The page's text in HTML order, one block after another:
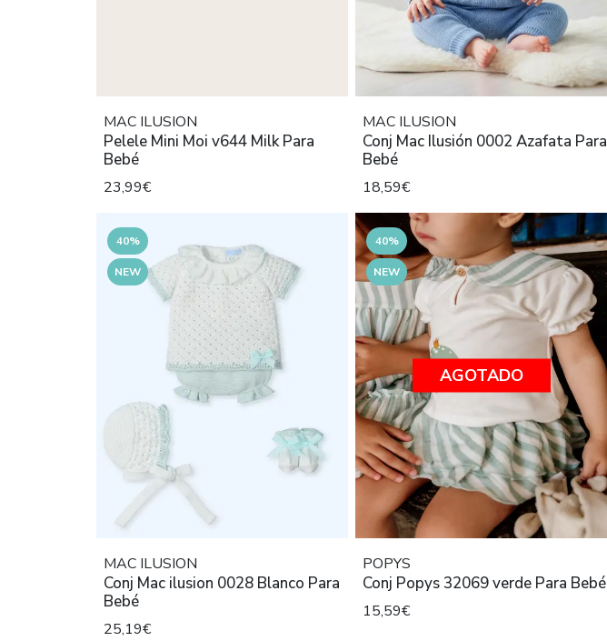
MAC ILUSION
Pelele Mini Moi v644 Milk Para
Bebé
23,99€
MAC ILUSION
Conj Mac Ilusión 0002 Azafata Para
Bebé
18,59€
40%
NEW
MAC ILUSION
Conj Mac ilusion 0028 Blanco Para
Bebé
25,19€
40%
NEW
AGOTADO
POPYS
Conj Popys 32069 verde Para Bebé
15,59€